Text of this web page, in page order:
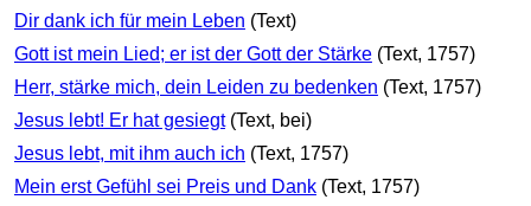
Dir dank ich für mein Leben (Text)
Gott ist mein Lied; er ist der Gott der Stärke (Text, 1757)
Herr, stärke mich, dein Leiden zu bedenken (Text, 1757)
Jesus lebt! Er hat gesiegt (Text, bei)
Jesus lebt, mit ihm auch ich (Text, 1757)
Mein erst Gefühl sei Preis und Dank (Text, 1757)